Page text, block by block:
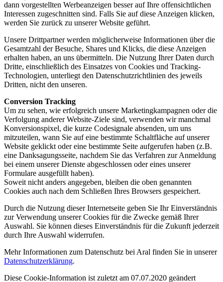
dann vorgestellten Werbeanzeigen besser auf Ihre offensichtlichen
Interessen zugeschnitten sind. Falls Sie auf diese Anzeigen klicken,
werden Sie zurück zu unserer Website geführt.
Unsere Drittpartner werden möglicherweise Informationen über die
Gesamtzahl der Besuche, Shares und Klicks, die diese Anzeigen
erhalten haben, an uns übermitteln. Die Nutzung Ihrer Daten durch
Dritte, einschließlich des Einsatzes von Cookies und Tracking-
Technologien, unterliegt den Datenschutzrichtlinien des jeweils
Dritten, nicht den unseren.
Conversion Tracking
Um zu sehen, wie erfolgreich unsere Marketingkampagnen oder die
Verfolgung anderer Website-Ziele sind, verwenden wir manchmal
Konversionspixel, die kurze Codesignale absenden, um uns
mitzuteilen, wann Sie auf eine bestimmte Schaltfläche auf unserer
Website geklickt oder eine bestimmte Seite aufgerufen haben (z.B.
eine Danksagungsseite, nachdem Sie das Verfahren zur Anmeldung
bei einem unserer Dienste abgeschlossen oder eines unserer
Formulare ausgefüllt haben).
Soweit nicht anders angegeben, bleiben die oben genannten
Cookies auch nach dem Schließen Ihres Browsers gespeichert.
Durch die Nutzung dieser Internetseite geben Sie Ihr Einverständnis
zur Verwendung unserer Cookies für die Zwecke gemäß Ihrer
Auswahl. Sie können dieses Einverständnis für die Zukunft jederzeit
durch Ihre Auswahl widerrufen.
Mehr Informationen zum Datenschutz bei Aral finden Sie in unserer
Datenschutzerklärung.
Diese Cookie-Information ist zuletzt am 07.07.2020 geändert